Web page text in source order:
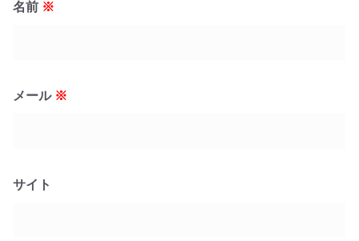
名前 ※
メール ※
サイト